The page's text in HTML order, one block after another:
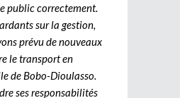
public correctement.
sur la gestion,
prévu de nouveaux
le transport en
de Bobo-Dioulasso.
ses responsabilités